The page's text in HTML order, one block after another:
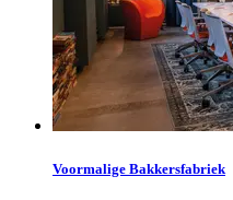
Voormalige Bakkersfabriek